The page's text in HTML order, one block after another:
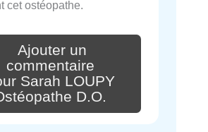
cet ostéopathe.
Ajouter un
commentaire
Sarah LOUPY
D.O.